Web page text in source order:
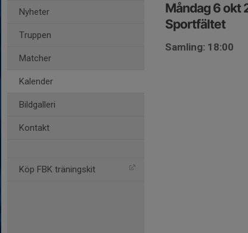
Nyheter
Truppen
Matcher
Kalender
Bildgalleri
Kontakt
Köp FBK träningskit
Måndag 6 okt
Sportfältet
Samling: 18:00